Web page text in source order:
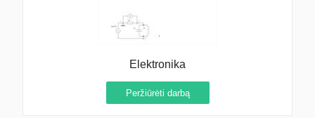
Elektronika
Peržiūrėti darbą